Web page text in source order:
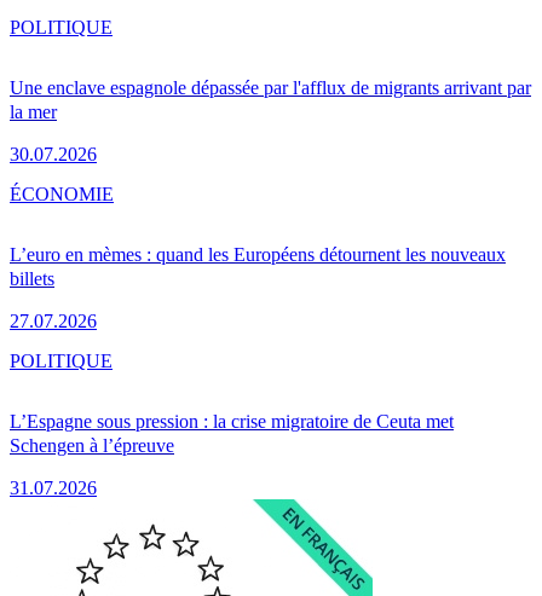
Une enclave espagnole dépassée par l'afflux de migrants arrivant par
la mer
30.07.2026
POLITIQUE
L’euro en mèmes : quand les Européens détournent les nouveaux
billets
27.07.2026
ÉCONOMIE
L’Espagne sous pression : la crise migratoire de Ceuta met
Schengen à l’épreuve
31.07.2026
POLITIQUE